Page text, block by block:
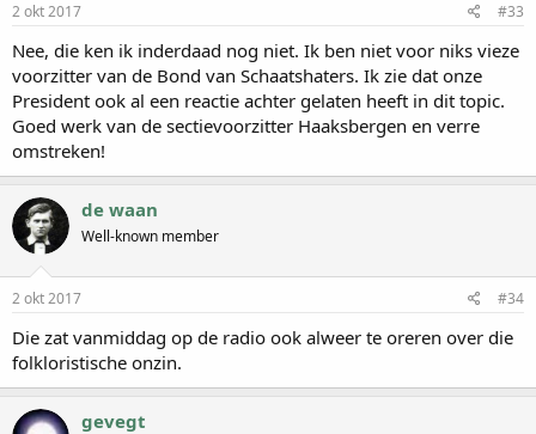
2 okt 2017 #33
Nee, die ken ik inderdaad nog niet. Ik ben niet voor niks vieze
voorzitter van de Bond van Schaatshaters. Ik zie dat onze
President ook al een reactie achter gelaten heeft in dit topic.
Goed werk van de sectievoorzitter Haaksbergen en verre
omstreken!
de waan
Well-known member
2 okt 2017 #34
Die zat vanmiddag op de radio ook alweer te oreren over die
folkloristische onzin.
gevegt